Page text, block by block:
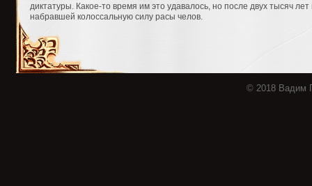
диктатуры. Какое-то время им это удавалось, но после двух тысяч
набравшей колоссальную силу расы челов.
© 2018 Вадим